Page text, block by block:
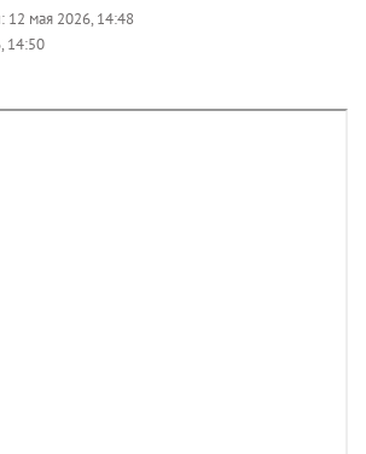
12 мая 2026, 14:48
14:50